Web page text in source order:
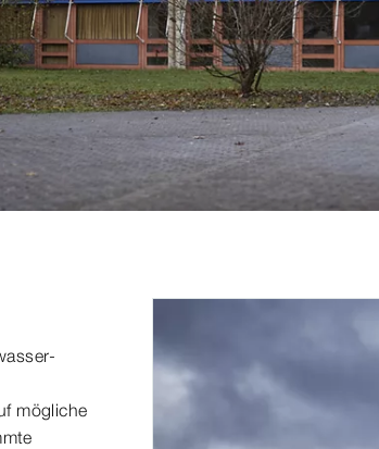
mögliche